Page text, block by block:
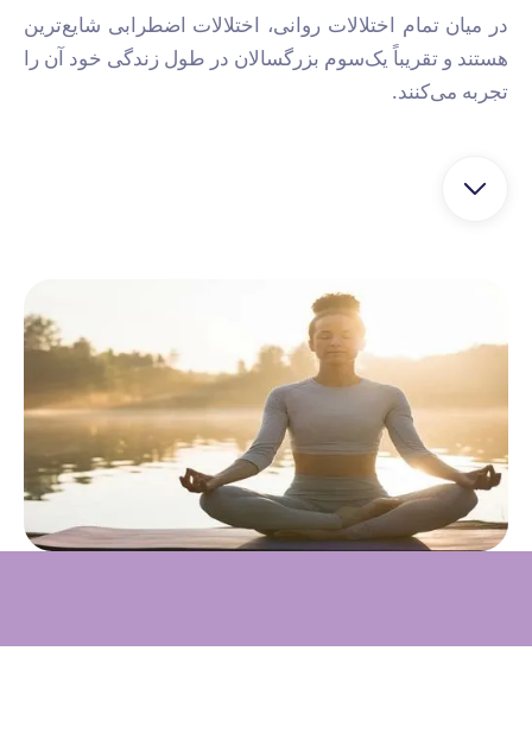
در میان تمام اختلالات روانی، اختلالات اضطرابی شایع‌ترین
هستند و تقریباً یک‌سوم بزرگسالان در طول زندگی خود آن را
تجربه می‌کنند.